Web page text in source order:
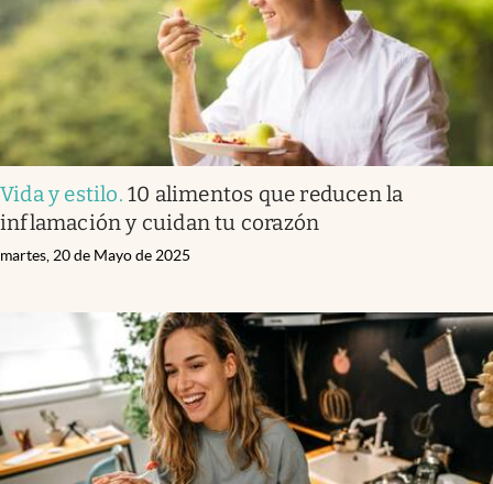
Vida y estilo.10 alimentos que reducen la
inflamación y cuidan tu corazón
martes, 20 de Mayo de 2025